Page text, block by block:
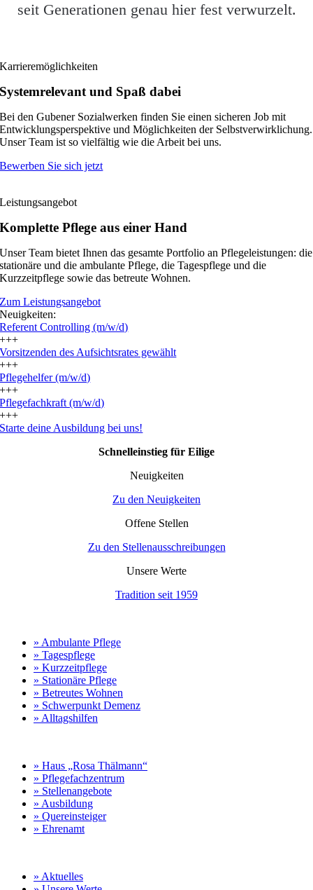
seit Generationen genau hier fest verwurzelt.
Karrieremöglichkeiten
Systemrelevant und Spaß dabei
Bei den Gubener Sozialwerken finden Sie einen sicheren Job mit
Entwicklungsperspektive und Möglichkeiten der Selbstverwirklichung.
Unser Team ist so vielfältig wie die Arbeit bei uns.
Bewerben Sie sich jetzt
Leistungsangebot
Komplette Pflege aus einer Hand
Unser Team bietet Ihnen das gesamte Portfolio an Pflegeleistungen: die
stationäre und die ambulante Pflege, die Tagespflege und die
Kurzzeitpflege sowie das betreute Wohnen.
Zum Leistungsangebot
Neuigkeiten:
Referent Controlling (m/w/d)
+++
Vorsitzenden des Aufsichtsrates gewählt
+++
Pflegehelfer (m/w/d)
+++
Pflegefachkraft (m/w/d)
+++
Starte deine Ausbildung bei uns!
Schnelleinstieg für Eilige
Neuigkeiten
Zu den Neuigkeiten
Offene Stellen
Zu den Stellenausschreibungen
Unsere Werte
Tradition seit 1959
» Ambulante Pflege
» Tagespflege
» Kurzzeitpflege
» Stationäre Pflege
» Betreutes Wohnen
» Schwerpunkt Demenz
» Alltagshilfen
» Haus „Rosa Thälmann“
» Pflegefachzentrum
» Stellenangebote
» Ausbildung
» Quereinsteiger
» Ehrenamt
» Aktuelles